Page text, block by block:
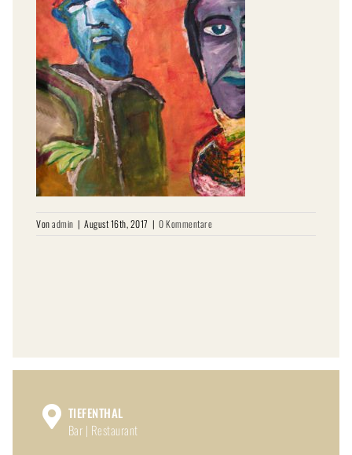
Vonadmin | August 16th, 2017 | 0 Kommentare
TIEFENTHAL
Bar | Restaurant